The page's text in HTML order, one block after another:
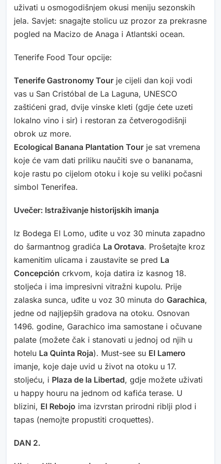
uživati u osmogodišnjem okusi meniju sezonskih
jela. Savjet: snagajte stolicu uz prozor za prekrasne
pogled na Macizo de Anaga i Atlantski ocean.
Tenerife Food Tour opcije:
Tenerife Gastronomy Tour je cijeli dan koji vodi
vas u San Cristóbal de La Laguna, UNESCO
zaštićeni grad, dvije vinske kleti (gdje ćete uzeti
lokalno vino i sir) i restoran za četverogodišnji
obrok uz more.
Ecological Banana Plantation Tour je sat vremena
koje će vam dati priliku naučiti sve o bananama,
koje rastu po cijelom otoku i koje su veliki počasni
simbol Tenerifea.
Uvečer: Istraživanje historijskih imanja
Iz Bodega El Lomo, uđite u voz 30 minuta zapadno
do šarmantnog gradića La Orotava. Prošetajte kroz
kamenitim ulicama i zaustavite se pred La
Concepción crkvom, koja datira iz kasnog 18.
stoljeća i ima impresivni vitražni kupolu. Prije
zalaska sunca, uđite u voz 30 minuta do Garachica,
jedne od najljepših gradova na otoku. Osnovan
1496. godine, Garachico ima samostane i očuvane
palate (možete čak i stanovati u jednoj od njih u
hotelu La Quinta Roja). Must-see su El Lamero
imanje, koje daje uvid u život na otoku u 17.
stoljeću, i Plaza de la Libertad, gdje možete uživati
u happy houru na jednom od kafića terase. U
blizini, El Rebojo ima izvrstan prirodni riblji plod i
tapas (nemojte propustiti croquettes).
DAN 2.